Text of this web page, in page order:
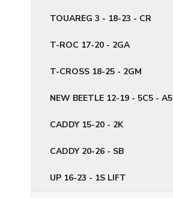
TOUAREG 3 - 18-23 - CR
T-ROC 17-20 - 2GA
T-CROSS 18-25 - 2GM
NEW BEETLE 12-19 - 5C5 - A5
CADDY 15-20 - 2K
CADDY 20-26 - SB
UP 16-23 - 1S LIFT